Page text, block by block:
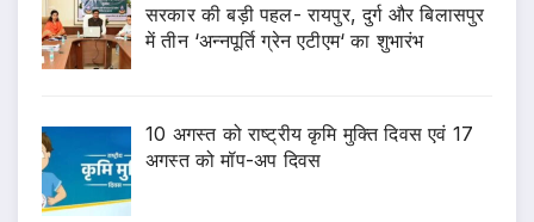
सरकार की बड़ी पहल- रायपुर, दुर्ग और बिलासपुर
में तीन ‘अन्नपूर्ति ग्रेन एटीएम‘ का शुभारंभ
10 अगस्त को राष्ट्रीय कृमि मुक्ति दिवस एवं 17
अगस्त को मॉप-अप दिवस